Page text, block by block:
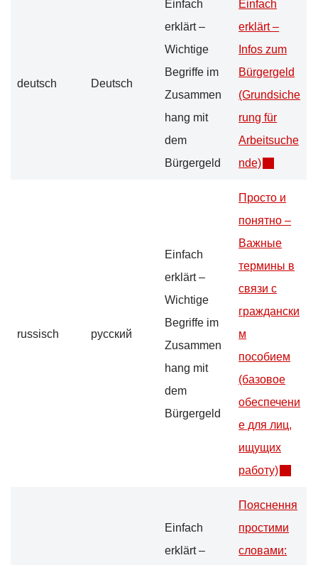
deutsch Deutsch
Einfach
erklärt –
Wichtige
Begriffe im
Zusammen
hang mit
dem
Bürgergeld
Einfach
erklärt –
Infos zum
Bürgergeld
(Grundsiche
rung für
Arbeitsuche
nde)
russisch русский
Einfach
erklärt –
Wichtige
Begriffe im
Zusammen
hang mit
dem
Bürgergeld
Просто и
понятно –
Важные
термины в
связи с
граждански
м
пособием
(базовое
обеспечени
е для лиц,
ищущих
работу)
Einfach
erklärt –
Пояснення
простими
словами: